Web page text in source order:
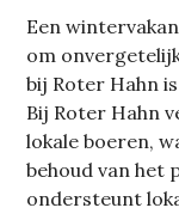
Een
om
bij Roter Hahn
Bij Roter Hahn
lokale boeren,
behoud van het
ondersteunt